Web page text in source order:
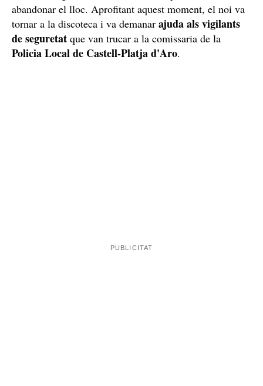
abandonar el lloc. Aprofitant aquest moment, el noi va
tornar a la discoteca i va demanar ajuda als vigilants
de seguretat que van trucar a la comissaria de la
Policia Local de Castell-Platja d'Aro.